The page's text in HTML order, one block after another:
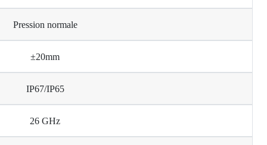
Pression normale
±20mm
IP67/IP65
26 GHz